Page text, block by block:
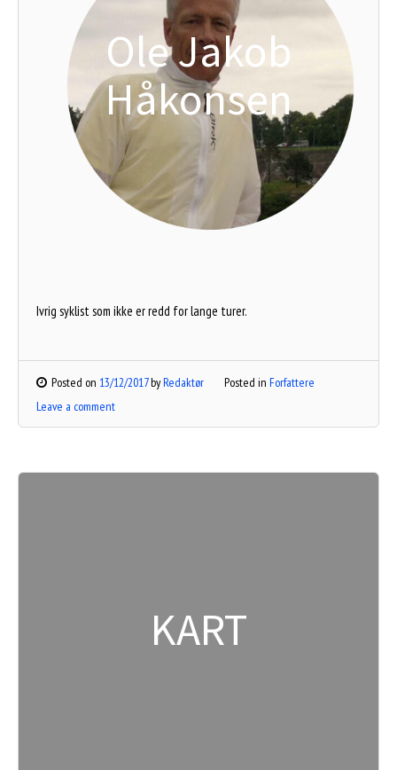
Ole Jakob
Håkonsen
Ivrig syklist som ikke er redd for lange turer.
Posted on 13/12/2017byRedaktør Posted in Forfattere
Leave a comment
KART